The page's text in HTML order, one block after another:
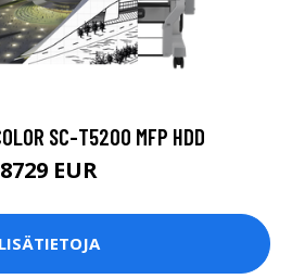
SC-T5200 MFP HDD
8729 EUR
LISÄTIETOJA